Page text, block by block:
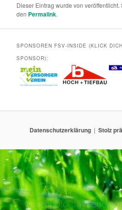
Dieser Eintrag wurde vonveröffentlicht.
den Permalink.
SPONSOREN FSV-INSIDE (KLICK
SPONSOR):
Datenschutzerklärung Stolz